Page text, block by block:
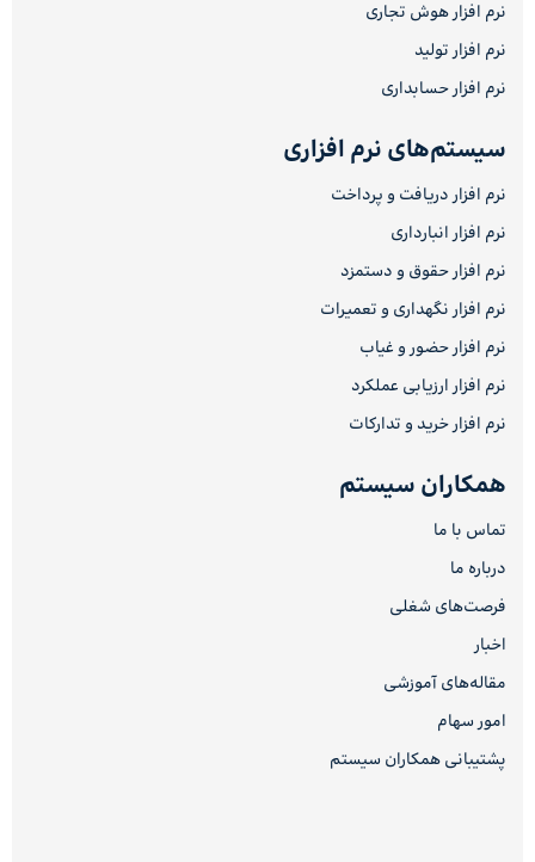
نرم افزار هوش تجاری
نرم افزار تولید
نرم افزار حسابداری
سیستم‌های نرم افزاری
نرم افزار دریافت و پرداخت
نرم افزار انبارداری
نرم افزار حقوق و دستمزد
نرم افزار نگهداری و تعمیرات
نرم افزار حضور و غیاب
نرم افزار ارزیابی عملکرد
نرم افزار خرید و تدارکات
همکاران سیستم
تماس با ما
درباره ما
فرصت‌های شغلی
اخبار
مقاله‌های آموزشی
امور سهام
پشتیبانی همکاران سیستم